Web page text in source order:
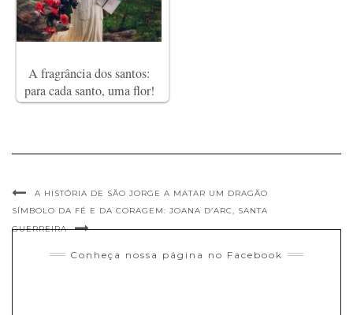
A fragrância dos santos:
para cada santo, uma flor!
A HISTÓRIA DE SÃO JORGE A MATAR UM DRAGÃO
SÍMBOLO DA FÉ E DA CORAGEM: JOANA D’ARC, SANTA
GUERREIRA
Conheça nossa página no Facebook